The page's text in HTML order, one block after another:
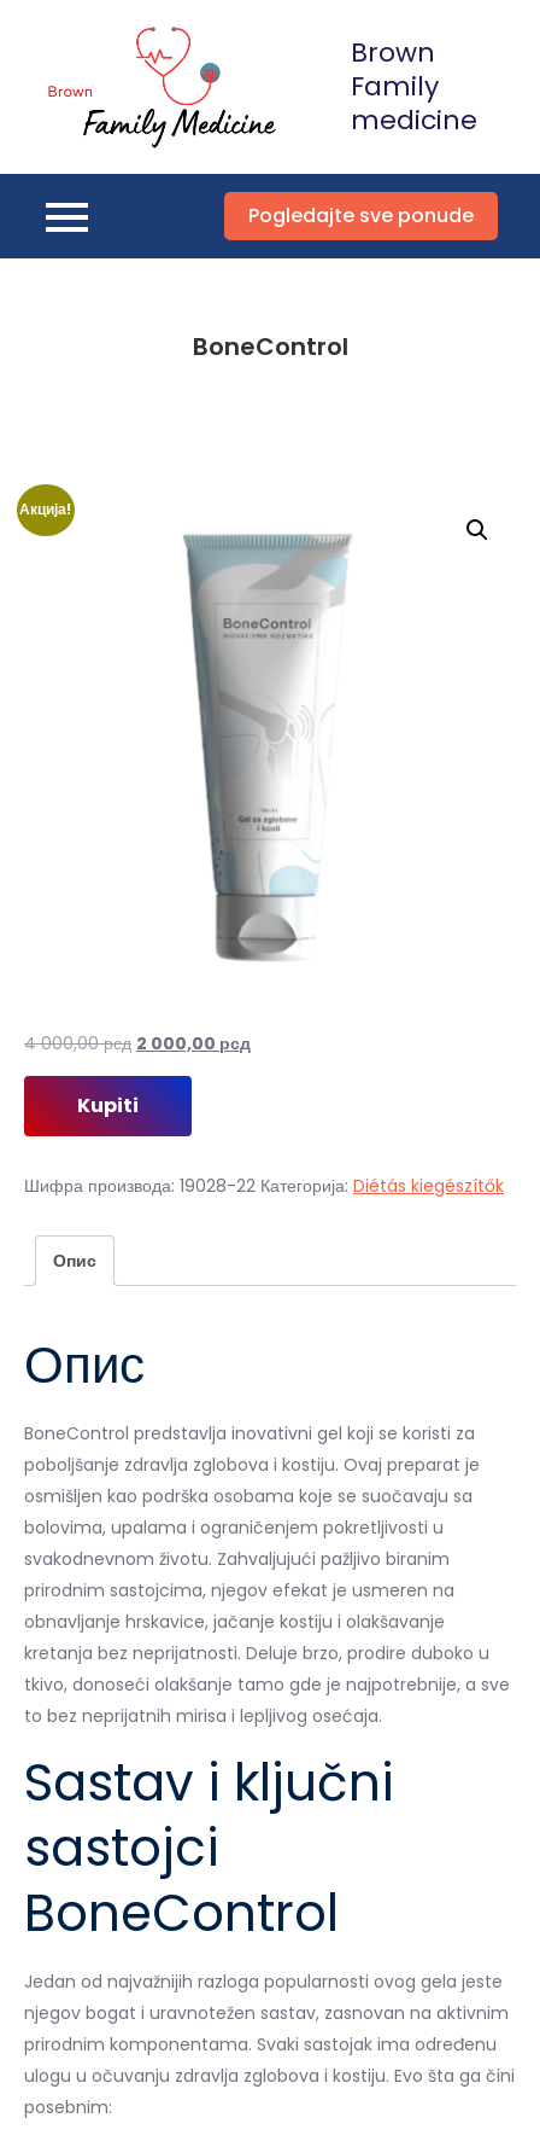
Brown
Family
medicine
Pogledajte sve ponude
BoneControl
Акција!
4 000,00рсд Оригинална
цена
је
била:
000,00 рсд.
2 000,00 рсдТренутна
Kupiti
Шифра производа: 19028-22 Категорија: Diétás kiegészítők
Опис
Опис
BoneControl predstavlja inovativni gel koji se koristi za
poboljšanje zdravlja zglobova i kostiju. Ovaj preparat je
osmišljen kao podrška osobama koje se suočavaju sa
bolovima, upalama i ograničenjem pokretljivosti u
svakodnevnom životu. Zahvaljujući pažljivo biranim
prirodnim sastojcima, njegov efekat je usmeren na
obnavljanje hrskavice, jačanje kostiju i olakšavanje
kretanja bez neprijatnosti. Deluje brzo, prodire duboko u
tkivo, donoseći olakšanje tamo gde je najpotrebnije, a sve
to bez neprijatnih mirisa i lepljivog osećaja.
Sastav i ključni
sastojci
BoneControl
Jedan od najvažnijih razloga popularnosti ovog gela jeste
njegov bogat i uravnotežen sastav, zasnovan na aktivnim
prirodnim komponentama. Svaki sastojak ima određenu
ulogu u očuvanju zdravlja zglobova i kostiju. Evo šta ga čini
posebnim: